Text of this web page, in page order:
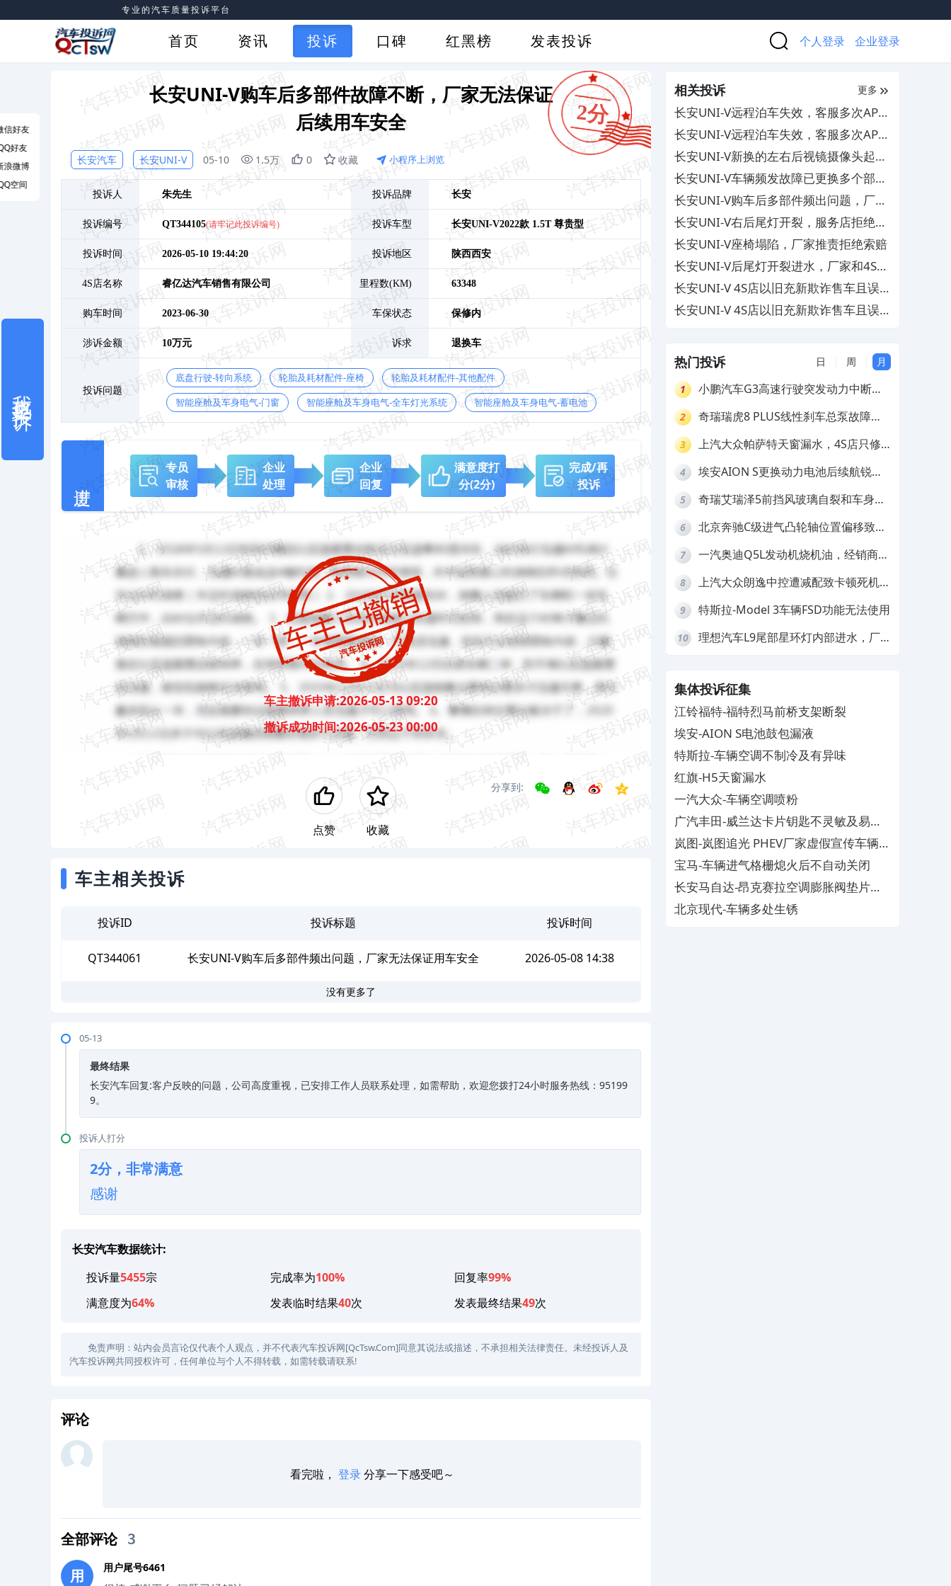
专业的汽车质量投诉平台
首页 资讯 投诉 口碑 红黑榜 发表投诉 个人登录 企业登录
2分
长安UNI-V购车后多部件故障不断，厂家无法保证
后续用车安全
长安汽车 长安UNI-V 05-10 1.5万 0 收藏 小程序上浏览
投诉人 朱先生 投诉品牌 长安
投诉编号 QT344105(请牢记此投诉编号) 投诉车型 长安UNI-V2022款 1.5T 尊贵型
投诉时间 2026-05-10 19:44:20 投诉地区 陕西西安
4S店名称 睿亿达汽车销售有限公司 里程数(KM) 63348
购车时间 2023-06-30 车保状态 保修内
涉诉金额 10万元 诉求 退换车
投诉问题
底盘行驶-转向系统 轮胎及耗材配件-座椅 轮胎及耗材配件-其他配件
智能座舱及车身电气-门窗 智能座舱及车身电气-全车灯光系统 智能座舱及车身电气-蓄电池
专员
审核
企业
处理
企业
回复
满意度打
分(2分)
完成/再
投诉
车主撤诉申请:2026-05-13 09:20
撤诉成功时间:2026-05-23 00:00
点赞 收藏
分享到:
车主相关投诉
投诉ID 投诉标题 投诉时间
QT344061 长安UNI-V购车后多部件频出问题，厂家无法保证用车安全 2026-05-08 14:38
没有更多了
05-13
最终结果
长安汽车回复:客户反映的问题，公司高度重视，已安排工作人员联系处理，如需帮助，欢迎您拨打24小时服务热线：95199
9。
投诉人打分
2分，非常满意
感谢
长安汽车数据统计:
投诉量5455宗 完成率为100% 回复率99%
满意度为64% 发表临时结果40次 发表最终结果49次
免责声明：站内会员言论仅代表个人观点，并不代表汽车投诉网[QcTsw.Com]同意其说法或描述，不承担相关法律责任。未经投诉人及
汽车投诉网共同授权许可，任何单位与个人不得转载，如需转载请联系!
评论
看完啦， 登录分享一下感受吧～
全部评论 3
用 用户尾号6461
相关投诉 更多
长安UNI-V远程泊车失效，客服多次APP
更新仍未修复
长安UNI-V远程泊车失效，客服多次APP
更新仍未修复
长安UNI-V新换的左右后视镜摄像头起
雾，影响行车安全
长安UNI-V车辆频发故障已更换多个部
件，要求厂家作出补偿
长安UNI-V购车后多部件频出问题，厂家
无法保证用车安全
长安UNI-V右后尾灯开裂，服务店拒绝三
包维修
长安UNI-V座椅塌陷，厂家推责拒绝索赔
长安UNI-V后尾灯开裂进水，厂家和4S店
不予更换维修
长安UNI-V 4S店以旧充新欺诈售车且误
导签租赁合同，其拒绝协商解决
长安UNI-V 4S店以旧充新欺诈售车且误
热门投诉 日 周 月
1
小鹏汽车G3高速行驶突发动力中断，
2
奇瑞瑞虎8 PLUS线性刹车总泵故障，
3
上汽大众帕萨特天窗漏水，4S店只修
4
埃安AION S更换动力电池后续航锐
5
奇瑞艾瑞泽5前挡风玻璃自裂和车身多
6
北京奔驰C级进气凸轮轴位置偏移致发
7
一汽奥迪Q5L发动机烧机油，经销商推
8
上汽大众朗逸中控遭减配致卡顿死机，
9 特斯拉-Model 3车辆FSD功能无法使用
10
理想汽车L9尾部星环灯内部进水，厂
集体投诉征集
江铃福特-福特烈马前桥支架断裂
埃安-AION S电池鼓包漏液
特斯拉-车辆空调不制冷及有异味
红旗-H5天窗漏水
一汽大众-车辆空调喷粉
广汽丰田-威兰达卡片钥匙不灵敏及易消
磁
岚图-岚图追光 PHEV厂家虚假宣传车辆配
置与功能
宝马-车辆进气格栅熄火后不自动关闭
长安马自达-昂克赛拉空调膨胀阀垫片生
锈
北京现代-车辆多处生锈
信好友
好友
浪微博
空间